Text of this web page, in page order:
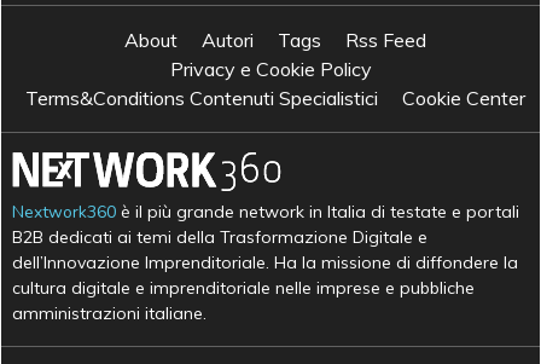
About Autori Tags
Rss Feed
Privacy e Cookie Policy
Terms&Conditions Contenuti Specialistici
Cookie Center
Nextwork360 è il più grande network in Italia di testate e portali
B2B dedicati ai temi della Trasformazione Digitale e
dell’Innovazione Imprenditoriale. Ha la missione di diffondere la
cultura digitale e imprenditoriale nelle imprese e pubbliche
amministrazioni italiane.